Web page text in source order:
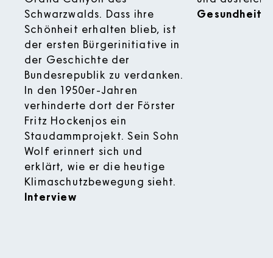
Schwarzwalds. Dass ihre
Schönheit erhalten blieb, ist
der ersten Bürgerinitiative in
der Geschichte der
Bundesrepublik zu verdanken.
In den 1950er-Jahren
verhinderte dort der Förster
Fritz Hockenjos ein
Staudammprojekt. Sein Sohn
Wolf erinnert sich und
erklärt, wie er die heutige
Klimaschutzbewegung sieht.
Interview